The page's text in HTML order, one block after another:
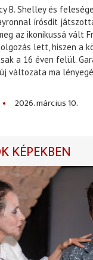
B. Shelley és
írósdit
az ikonikussá vált
lett, hiszen a
a 16 éven felül.
változata ma
2026. március 10.
KÉPEKBEN